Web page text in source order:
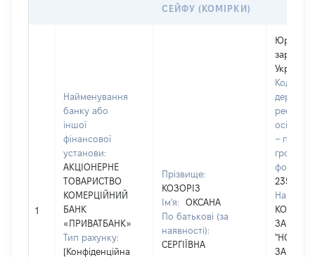
СЕЙФУ (КОМІРКИ)
1
Найменування
банку або
іншої
фінансової
установи:
АКЦІОНЕРНЕ
ТОВАРИСТВО
КОМЕРЦІЙНИЙ
БАНК
«ПРИВАТБАНК»
Тип рахунку:
[Конфіденційна
Прізвище:
КОЗОРІЗ
Ім'я:
ОКСАНА
По батькові (за
наявності):
СЕРГІЇВНА
Україні
Код в
реєстрі
осіб,
–
23575855
ЗАКЛАД
ЗАКЛАД